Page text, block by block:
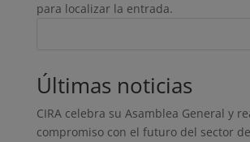
para localizar la entrada.
Últimas noticias
CIRA celebra su Asamblea General y
compromiso con el futuro del sector